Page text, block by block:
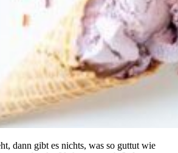
dann gibt es nichts, was so guttut wie